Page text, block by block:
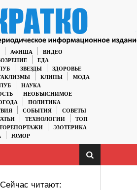
АФИША
ВИДЕО
ЕДА
ЗВЕЗДЫ
ЗДОРОВЬЕ
КЛИПЫ
МОДА
НАУКА
НЕОБЪЯСНИМОЕ
ПОЛИТИКА
СОБЫТИЯ
СОВЕТЫ
ТЕХНОЛОГИИ
ТОП
ЭЗОТЕРИКА
ЮМОР
Сейчас читают: